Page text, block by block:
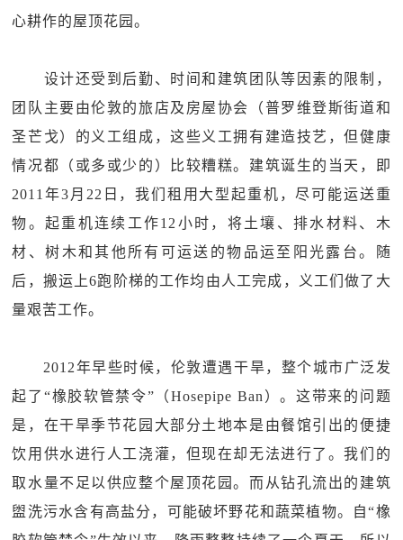
心耕作的屋顶花园。
设计还受到后勤、时间和建筑团队等因素的限制，
团队主要由伦敦的旅店及房屋协会（普罗维登斯街道和
圣芒戈）的义工组成，这些义工拥有建造技艺，但健康
情况都（或多或少的）比较糟糕。建筑诞生的当天，即
2011年3月22日，我们租用大型起重机，尽可能运送重
物。起重机连续工作12小时，将土壤、排水材料、木
材、树木和其他所有可运送的物品运至阳光露台。随
后，搬运上6跑阶梯的工作均由人工完成，义工们做了大
量艰苦工作。
2012年早些时候，伦敦遭遇干旱，整个城市广泛发
起了“橡胶软管禁令”（Hosepipe Ban）。这带来的问题
是，在干旱季节花园大部分土地本是由餐馆引出的便捷
饮用供水进行人工浇灌，但现在却无法进行了。我们的
取水量不足以供应整个屋顶花园。而从钻孔流出的建筑
盥洗污水含有高盐分，可能破坏野花和蔬菜植物。自“橡